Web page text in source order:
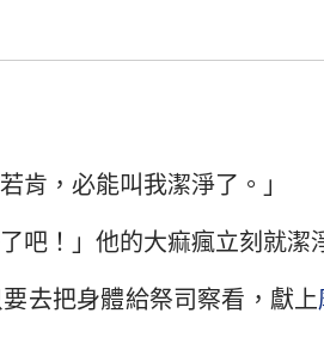
使徒行傳
哥林多前書
加拉太書
肯，必能叫我潔淨了。」
吧！」他的大痲瘋立刻就潔
去把身體給祭司察看，獻上